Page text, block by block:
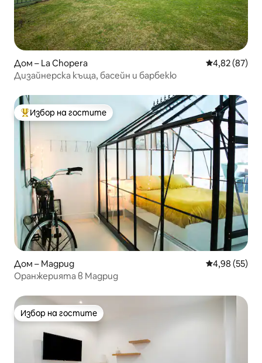
Дом – La Chopera Средна
4,82 (87)
Дизайнерска къща, басейн и барбекю
Най-популярен избор на гостите
Избор на гостите
Дом – Мадрид Средна
4,98 (55)
Оранжерията в Мадрид
Избор на гостите
Избор на гостите